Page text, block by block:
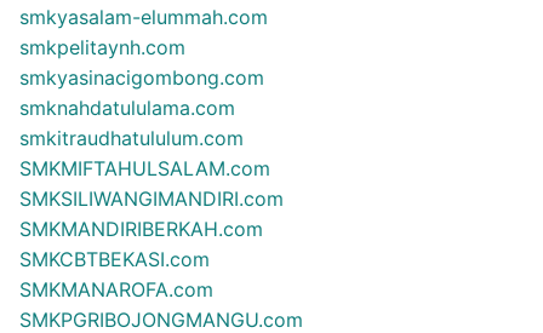
smkyasalam-elummah.com
smkpelitaynh.com
smkyasinacigombong.com
smknahdatululama.com
smkitraudhatululum.com
SMKMIFTAHULSALAM.com
SMKSILIWANGIMANDIRI.com
SMKMANDIRIBERKAH.com
SMKCBTBEKASI.com
SMKMANAROFA.com
SMKPGRIBOJONGMANGU.com